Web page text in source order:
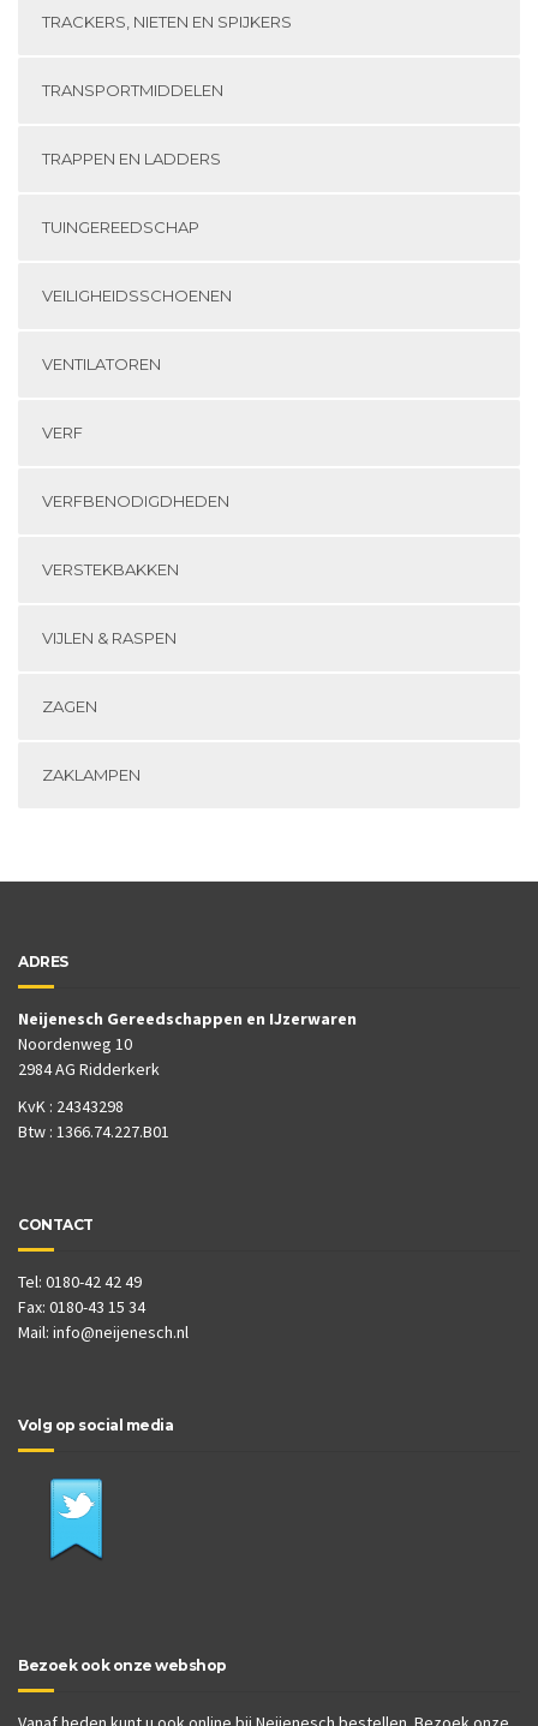
TRACKERS, NIETEN EN SPIJKERS
TRANSPORTMIDDELEN
TRAPPEN EN LADDERS
TUINGEREEDSCHAP
VEILIGHEIDSSCHOENEN
VENTILATOREN
VERF
VERFBENODIGDHEDEN
VERSTEKBAKKEN
VIJLEN & RASPEN
ZAGEN
ZAKLAMPEN
ADRES
Neijenesch Gereedschappen en IJzerwaren
Noordenweg 10
2984 AG Ridderkerk
KvK : 24343298
Btw : 1366.74.227.B01
CONTACT
Tel: 0180-42 42 49
Fax: 0180-43 15 34
Mail: info@neijenesch.nl
Volg op social media
Bezoek ook onze webshop